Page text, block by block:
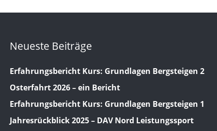
Neueste Beiträge
Erfahrungsbericht Kurs: Grundlagen Bergsteigen 2
Osterfahrt 2026 – ein Bericht
Erfahrungsbericht Kurs: Grundlagen Bergsteigen 1
Jahresrückblick 2025 – DAV Nord Leistungssport